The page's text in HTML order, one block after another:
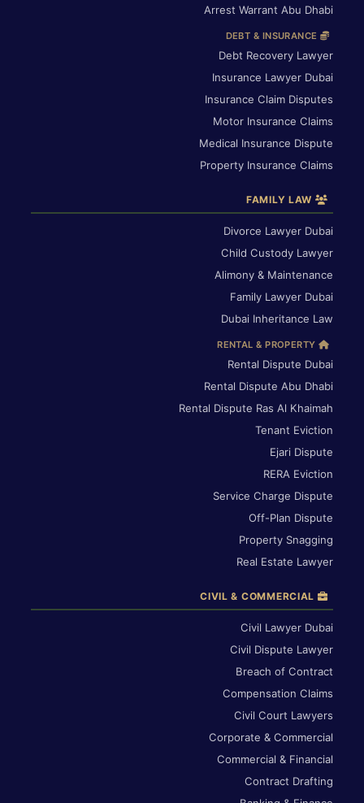
Arrest Warrant Abu Dhabi
DEBT & INSURANCE
Debt Recovery Lawyer
Insurance Lawyer Dubai
Insurance Claim Disputes
Motor Insurance Claims
Medical Insurance Dispute
Property Insurance Claims
Divorce Lawyer Dubai
Child Custody Lawyer
Alimony & Maintenance
Family Lawyer Dubai
Dubai Inheritance Law
RENTAL & PROPERTY
Rental Dispute Dubai
Rental Dispute Abu Dhabi
Rental Dispute Ras Al Khaimah
Tenant Eviction
Ejari Dispute
RERA Eviction
Service Charge Dispute
Off-Plan Dispute
Property Snagging
Real Estate Lawyer
Civil Lawyer Dubai
Civil Dispute Lawyer
Breach of Contract
Compensation Claims
Civil Court Lawyers
Corporate & Commercial
Commercial & Financial
Contract Drafting